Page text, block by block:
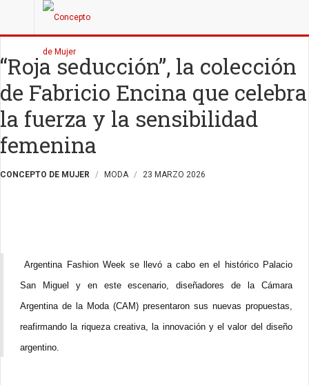
“Roja seducción”, la colección
de Fabricio Encina que celebra
la fuerza y la sensibilidad
femenina
CONCEPTO DE MUJER MODA 23 MARZO 2026
Argentina Fashion Week se llevó a cabo en el histórico Palacio
San Miguel y en este escenario, diseñadores de la Cámara
Argentina de la Moda (CAM) presentaron sus nuevas propuestas,
reafirmando la riqueza creativa, la innovación y el valor del diseño
argentino.